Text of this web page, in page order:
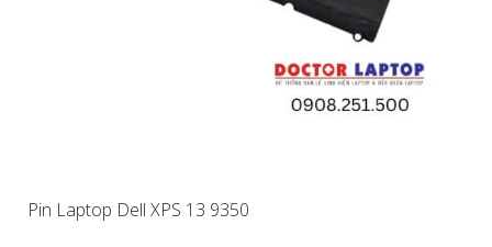
Pin Laptop Dell XPS 13 9350